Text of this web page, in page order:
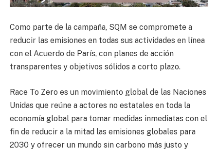
Como parte de la campaña, SQM se compromete a
reducir las emisiones en todas sus actividades en línea
con el Acuerdo de París, con planes de acción
transparentes y objetivos sólidos a corto plazo.
Race To Zero es un movimiento global de las Naciones
Unidas que reúne a actores no estatales en toda la
economía global para tomar medidas inmediatas con el
fin de reducir a la mitad las emisiones globales para
2030 y ofrecer un mundo sin carbono más justo y